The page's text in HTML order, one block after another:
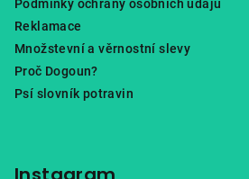
Podmínky ochrany osobních údajů
Reklamace
Množstevní a věrnostní slevy
Proč Dogoun?
Psí slovník potravin